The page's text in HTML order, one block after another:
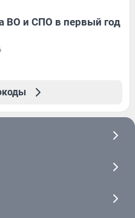
ВО и СПО в первый год